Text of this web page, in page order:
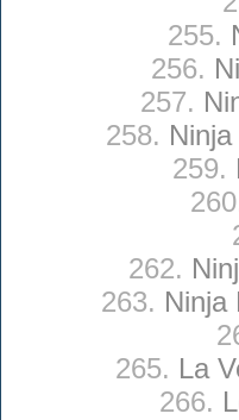
255.
256.
257.
258.
259.
262.
263. Ninja
265. La
266.